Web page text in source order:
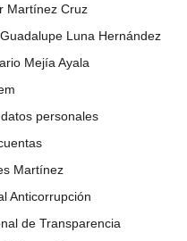
Martínez Cruz
Luna Hernández
Mejía Ayala
personales
Martínez
Anticorrupción
de Transparencia